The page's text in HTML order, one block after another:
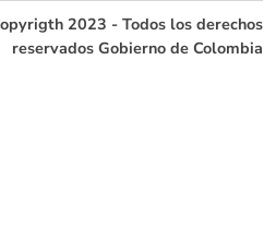
2023 - Todos los derechos
reservados Gobierno de Colombia